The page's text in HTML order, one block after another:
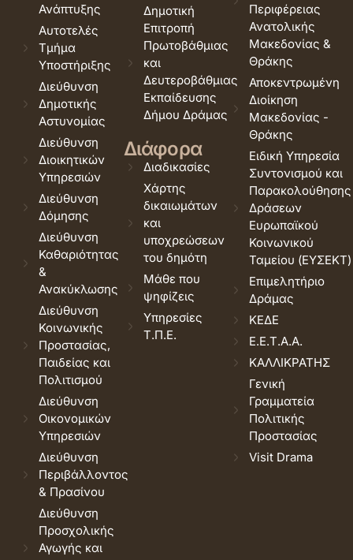
Ανάπτυξης
Αυτοτελές
Τμήμα
Υποστήριξης
Διεύθυνση
Δημοτικής
Αστυνομίας
Διεύθυνση
Διοικητικών
Υπηρεσιών
Διεύθυνση
Δόμησης
Διεύθυνση
Καθαριότητας
&
Ανακύκλωσης
Διεύθυνση
Κοινωνικής
Προστασίας,
Παιδείας και
Πολιτισμού
Διεύθυνση
Οικονομικών
Υπηρεσιών
Διεύθυνση
Περιβάλλοντος
& Πρασίνου
Διεύθυνση
Προσχολικής
Αγωγής και
Δημοτική
Επιτροπή
Πρωτοβάθμιας
και
Δευτεροβάθμιας
Εκπαίδευσης
Δήμου Δράμας
Διάφορα
Διαδικασίες
Χάρτης
δικαιωμάτων
και
υποχρεώσεων
του δημότη
Μάθε που
ψηφίζεις
Υπηρεσίες
Τ.Π.Ε.
Περιφέρειας
Ανατολικής
Μακεδονίας &
Θράκης
Αποκεντρωμένη
Διοίκηση
Μακεδονίας -
Θράκης
Ειδική Υπηρεσία
Συντονισμού και
Παρακολούθησης
Δράσεων
Ευρωπαϊκού
Κοινωνικού
Ταμείου (ΕΥΣΕΚΤ)
Επιμελητήριο
Δράμας
ΚΕΔΕ
Ε.Ε.Τ.Α.Α.
ΚΑΛΛΙΚΡΑΤΗΣ
Γενική
Γραμματεία
Πολιτικής
Προστασίας
Visit Drama